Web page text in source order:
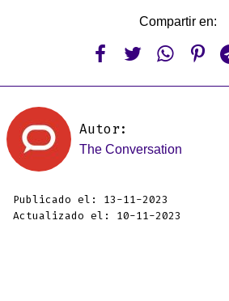
Compartir en:
   
Autor:
The Conversation
Publicado el: 13-11-2023
Actualizado el: 10-11-2023